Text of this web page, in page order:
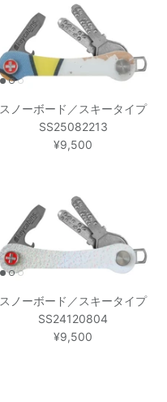
スノーボード／スキータイプ
SS25082213
¥9,500
スノーボード／スキータイプ
SS24120804
¥9,500